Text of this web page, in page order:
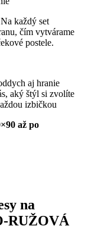
každý set
čím vytvárame
postele.
aj hranie
aký štýl si zvolíte
izbičkou
až po
na
RUŽOVÁ